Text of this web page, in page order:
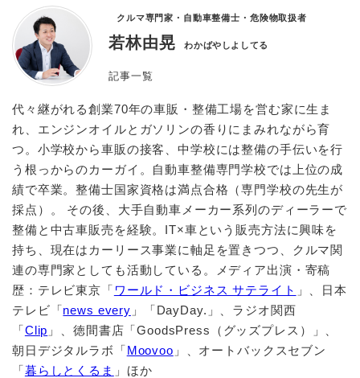
クルマ専門家・自動車整備士・危険物取扱者
若林由晃 わかばやしよしてる
記事一覧
代々継がれる創業70年の車販・整備工場を営む家に生ま
れ、エンジンオイルとガソリンの香りにまみれながら育
つ。小学校から車販の接客、中学校には整備の手伝いを行
う根っからのカーガイ。自動車整備専門学校では上位の成
績で卒業。整備士国家資格は満点合格（専門学校の先生が
採点）。 その後、大手自動車メーカー系列のディーラーで
整備と中古車販売を経験。IT×車という販売方法に興味を
持ち、現在はカーリース事業に軸足を置きつつ、クルマ関
連の専門家としても活動している。メディア出演・寄稿
歴：テレビ東京「 ワールド・ビジネス サテライト 」、日本
テレビ「news every 」「DayDay.」、ラジオ関西
「Clip 」、徳間書店「GoodsPress（グッズプレス）」、
朝日デジタルラボ「Moovoo 」、オートバックスセブン
「暮らしとくるま 」ほか